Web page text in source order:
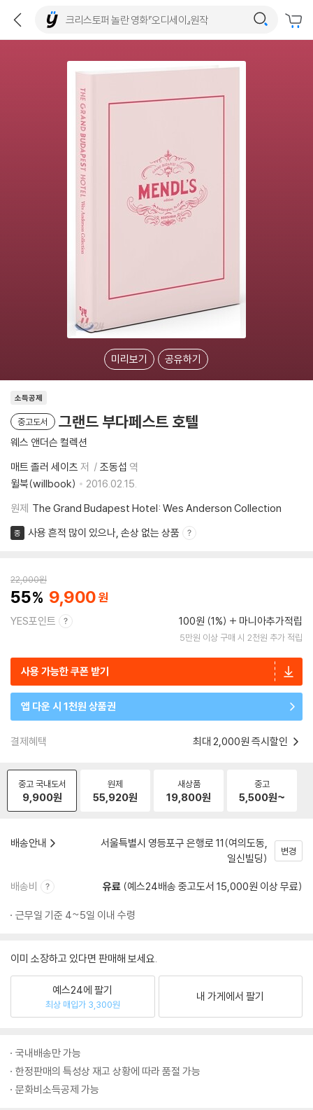
미리보기 공유하기
소득공제
중고도서 그랜드 부다페스트 호텔
웨스 앤더슨 컬렉션
매트 졸러 세이츠 저 조동섭 역
윌북(willbook)
2016.02.15.
원제 The Grand Budapest Hotel: Wes Anderson Collection
중 사용 흔적 많이 있으나, 손상 없는 상품
22,000원
55 9,900
YES포인트 100원 (1%) 마니아추가적립
5만원 이상 구매 시 2천원 추가 적립
사용 가능한 쿠폰 받기
앱 다운 시 1천원 상품권
결제혜택 최대 2,000원 즉시할인
중고 국내도서
9,900원
원제
55,920원
새상품
19,800원
중고
5,500원~
배송안내
서울특별시 영등포구 은행로 11(여의도동,
일신빌딩)
변경
배송비 유료 (예스24배송 중고도서 15,000원 이상 무료)
근무일 기준 4~5일 이내 수령
이미 소장하고 있다면 판매해 보세요.
예스24에 팔기
최상 매입가 3,300원
내 가게에서 팔기
국내배송만 가능
한정판매의 특성상 재고 상황에 따라 품절 가능
문화비소득공제 가능